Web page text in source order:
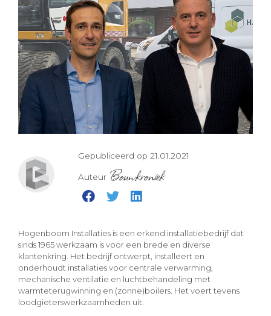
Gepubliceerd op 21.01.2021
Auteur Bouwkroniek
Hogenboom Installaties is een erkend installatiebedrijf dat
sinds 1965 werkzaam is voor een brede en diverse
klantenkring. Het bedrijf ontwerpt, installeert en
onderhoudt installaties voor centrale verwarming,
mechanische ventilatie en luchtbehandeling met
warmteterugwinning en (zonne)boilers. Het voert tevens
loodgieterswerkzaamheden uit.